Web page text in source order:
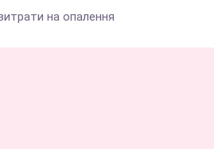
на опалення